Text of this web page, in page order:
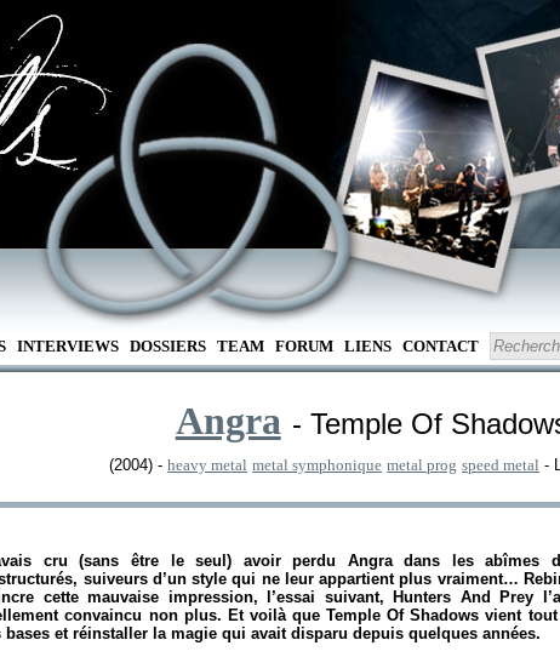
INTERVIEWS DOSSIERS TEAM FORUM LIENS CONTACT
Angra - Temple Of
(2004) -heavy metal metal symphonique metal prog speed metal -
cru (sans être le seul) avoir perdu Angra dans les abîmes
suiveurs d’un style qui ne leur appartient plus vraiment…
cette mauvaise impression, l’essai suivant,
Hunters And Prey
convaincu non plus. Et voilà queTemple Of Shadows vient tout
bases et réinstaller la magie qui avait disparu depuis quelques années.